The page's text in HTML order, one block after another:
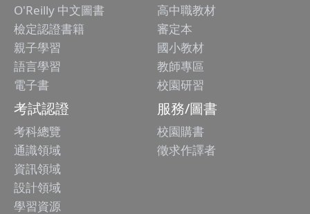
O'Reilly 中文圖書
檢定認證書籍
親子學習
語言學習
電子書
高中職教材
審定本
國小教材
教師專區
校園研習
考試認證
考科總覽
通識領域
資訊領域
設計領域
學習資源
服務/圖書
校園購書
徵求作譯者